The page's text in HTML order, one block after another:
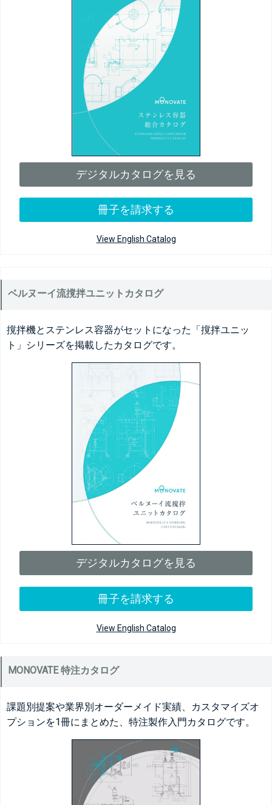
デジタルカタログを見る
冊子を請求する
View English Catalog
ベルヌーイ流撹拌ユニットカタログ
撹拌機とステンレス容器がセットになった「撹拌ユニッ
ト」シリーズを掲載したカタログです。
デジタルカタログを見る
冊子を請求する
View English Catalog
MONOVATE 特注カタログ
課題別提案や業界別オーダーメイド実績、カスタマイズオ
プションを1冊にまとめた、特注製作入門カタログです。